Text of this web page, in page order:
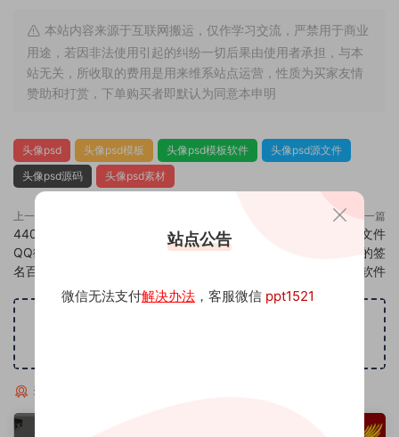
本站内容来源于互联网搬运，仅作学习交流，严禁用于商业
用途，若因非法使用引起的纠纷一切后果由使用者承担，与本
站无关，所收取的费用是用来维系站点运营，性质为买家友情
赞助和打赏，下单购买者即默认为同意本申明
头像psd 头像psd模板 头像psd模板软件
头像psd源文件
头像psd源码
头像psd素材
上一篇
440头像psd素材源码模板源文件
QQ微信抖音快手小红书很火的签
名百家姓氏头像制作教程软件
下一篇
442头像psd素材源码模板源文件
QQ微信抖音快手小红书很火的签
名百家姓氏头像制作教程软件
猜你喜欢
站点公告
微信无法支付解决办法 ，客服微信 ppt1521